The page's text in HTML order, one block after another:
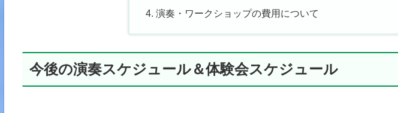
演奏・ワークショップの費用について
今後の演奏スケジュール＆体験会スケジュール